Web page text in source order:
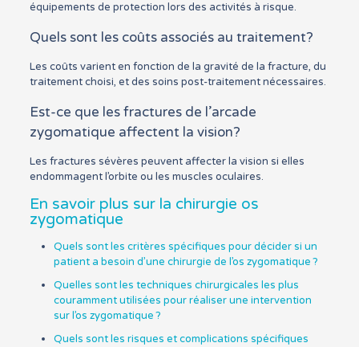
équipements de protection lors des activités à risque.
Quels sont les coûts associés au traitement?
Les coûts varient en fonction de la gravité de la fracture, du
traitement choisi, et des soins post-traitement nécessaires.
Est-ce que les fractures de l’arcade
zygomatique affectent la vision?
Les fractures sévères peuvent affecter la vision si elles
endommagent l’orbite ou les muscles oculaires.
En savoir plus sur la chirurgie os
zygomatique
Quels sont les critères spécifiques pour décider si un
patient a besoin d’une chirurgie de l’os zygomatique ?
Quelles sont les techniques chirurgicales les plus
couramment utilisées pour réaliser une intervention
sur l’os zygomatique ?
Quels sont les risques et complications spécifiques